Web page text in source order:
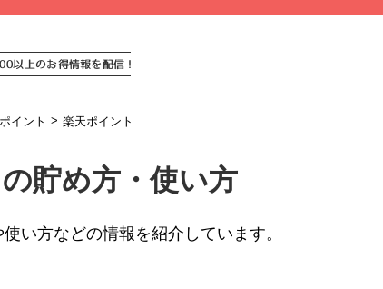
イント > 楽天ポイント
貯め方・使い方
い方などの情報を紹介しています。